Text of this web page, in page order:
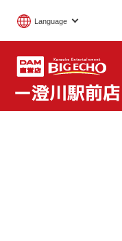
Language
ー澄川駅前店